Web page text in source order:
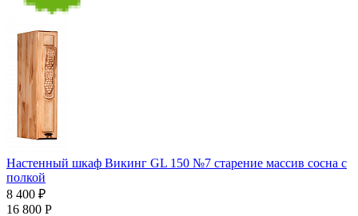
Настенный шкаф Викинг GL 150 №7 старение массив сосна с
полкой
8 400 ₽
16 800 Р